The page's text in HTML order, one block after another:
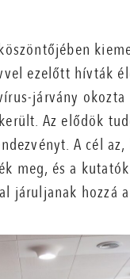
ezelőtt hívták
járvány okozta
Az elődök
A cél az,
meg, és a kutatók
járuljanak hozzá a